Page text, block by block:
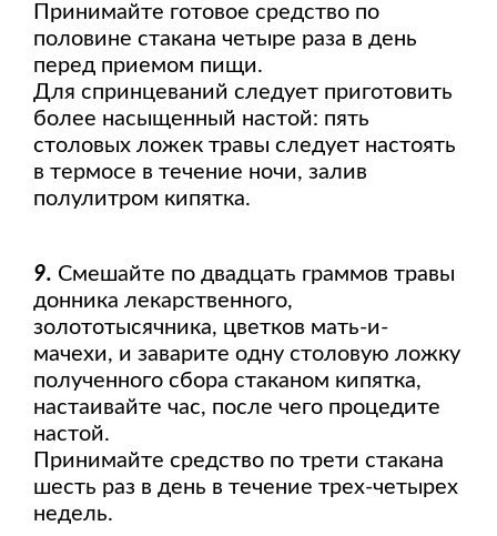
Принимайте готовое средство по
половине стакана четыре раза в день
перед приемом пищи.
Для спринцеваний следует приготовить
более насыщенный настой: пять
столовых ложек травы следует настоять
в термосе в течение ночи, залив
полулитром кипятка.
9. Смешайте по двадцать граммов травы
донника лекарственного,
золототысячника, цветков мать-и-
мачехи, и заварите одну столовую ложку
полученного сбора стаканом кипятка,
настаивайте час, после чего процедите
настой.
Принимайте средство по трети стакана
шесть раз в день в течение трех-четырех
недель.